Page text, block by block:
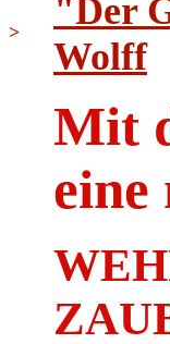
>
"Der
Wolff
Mit
eine